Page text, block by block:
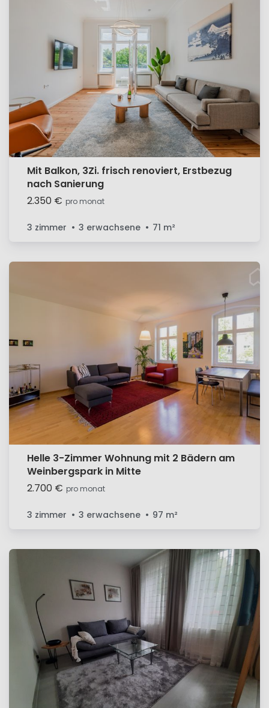
Mit Balkon, 3Zi. frisch renoviert, Erstbezug
nach Sanierung
2.350 € pro monat
3 zimmer 3 erwachsene 71 m²
Helle 3-Zimmer Wohnung mit 2 Bädern am
Weinbergspark in Mitte
2.700 € pro monat
3 zimmer 3 erwachsene 97 m²